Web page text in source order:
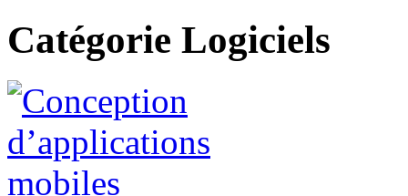
Catégorie Logiciels